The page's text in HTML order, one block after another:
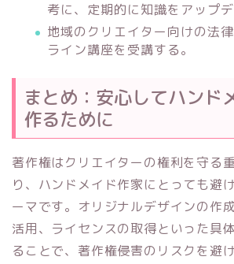
考に、定期的に知識をアップデ
地域のクリエイター向けの法
ライン講座を受講する。
まとめ：安心してハンド
作るために
著作権はクリエイターの権利を守る
り、ハンドメイド作家にとっても避
ーマです。オリジナルデザインの作
活用、ライセンスの取得といった具
ることで、著作権侵害のリスクを避